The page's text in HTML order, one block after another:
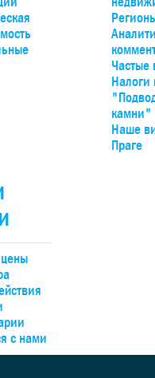
видом на долину,
До Праги можно
автомагистрали D4,
Смиховского или Главного
Частые
Налоги
камни"
Наше
Праге
с нами